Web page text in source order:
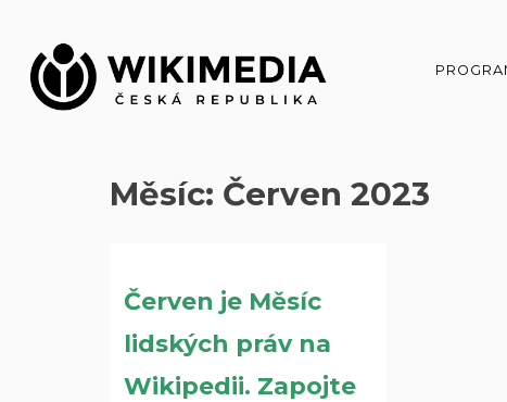
obsah
Měsíc: Červen 2023
Červen je Měsíc
lidských práv na
Wikipedii. Zapojte